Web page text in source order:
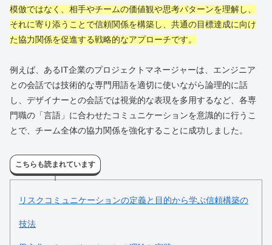
模倣ではなく、相手やチームの価値観や思考パターンを理解し、
それに寄り添うことで信頼関係を構築し、共通の目標達成に向け
た協力関係を促進する戦略的なアプローチです。
例えば、あるIT企業のプロジェクトマネージャーは、エンジニア
との会話では技術的な専門用語を適切に使いながら論理的に話
し、デザイナーとの会話では視覚的な表現を多用するなど、各専
門職の「言語」に合わせたコミュニケーションを意識的に行うこ
とで、チーム全体の協力関係を強化することに成功しました。
こちらも読まれています
リスクコミュニケーションの定義と目的から学ぶ信頼構築の
技法